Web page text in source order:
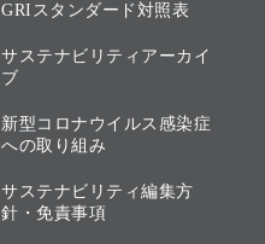
GRIスタンダード対照表
サステナビリティアーカイ
ブ
新型コロナウイルス感染症
への取り組み
サステナビリティ編集方
針・免責事項